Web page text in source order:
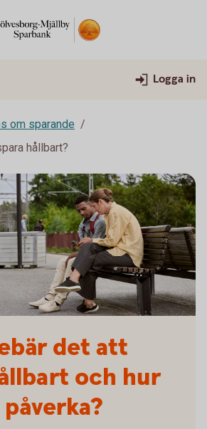
Logga in
om sparande
hållbart?
det att
och hur